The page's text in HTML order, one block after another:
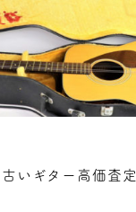
いギター高価査定